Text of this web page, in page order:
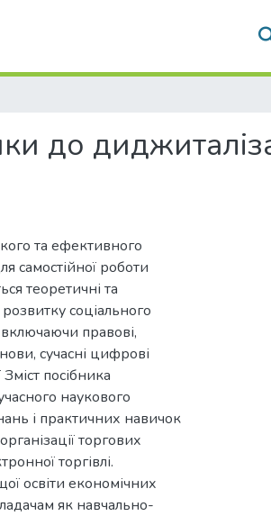
до
та ефективного
самостійної роботи
теоретичні та
соціального
включаючи правові,
сучасні цифрові
посібника
наукового
і практичних навичок
торгових
торгівлі.
освіти економічних
як навчально-